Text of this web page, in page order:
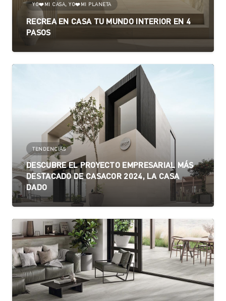
YO❤️MI CASA, YO❤️MI PLANETA
RECREA EN CASA TU MUNDO INTERIOR EN 4
PASOS
TENDENCIAS
DESCUBRE EL PROYECTO EMPRESARIAL MÁS
DESTACADO DE CASACOR 2024, LA CASA
DADO